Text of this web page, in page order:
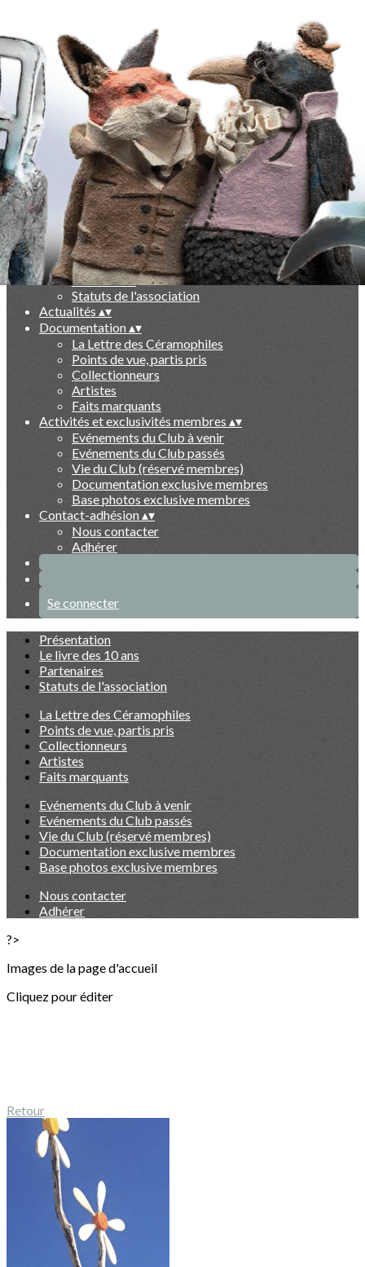
Exporter toutes les colonnes
Exporter uniquement les colonnes affichées
Menu
Ajoutez un logo, un bouton, des réseaux sociaux
Cliquez pour éditer
-
Qui sommes nous ?▴▾
Présentation
Le livre des 10 ans
Partenaires
Statuts de l'association
Actualités ▴▾
Documentation▴▾
La Lettre des Céramophiles
Points de vue, partis pris
Collectionneurs
Artistes
Faits marquants
Activités et exclusivités membres ▴▾
Evénements du Club à venir
Evénements du Club passés
Vie du Club (réservé membres)
Documentation exclusive membres
Base photos exclusive membres
Contact-adhésion▴▾
Nous contacter
Adhérer
Se connecter
Présentation
Le livre des 10 ans
Partenaires
Statuts de l'association
La Lettre des Céramophiles
Points de vue, partis pris
Collectionneurs
Artistes
Faits marquants
Evénements du Club à venir
Evénements du Club passés
Vie du Club (réservé membres)
Documentation exclusive membres
Base photos exclusive membres
Nous contacter
Adhérer
?>
Images de la page d'accueil
Cliquez pour éditer
Retour